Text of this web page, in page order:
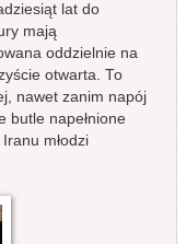
lat do
mają
oddzielnie na
otwarta. To
nawet zanim napój
butle napełnione
młodzi